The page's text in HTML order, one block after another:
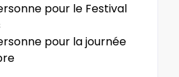
pour le Festival
pour la journée